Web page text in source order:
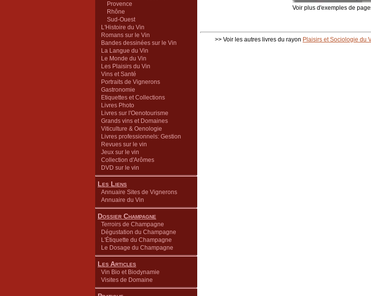
Provence
Rhône
Sud-Ouest
L'Histoire du Vin
Romans sur le Vin
Bandes dessinées sur le Vin
La Langue du Vin
Le Monde du Vin
Les Plaisirs du Vin
Vins et Santé
Portraits de Vignerons
Gastronomie
Etiquettes et Collections
Livres Photo
Livres sur l'Oenotourisme
Grands vins et Domaines
Viticulture & Oenologie
Livres professionnels: Gestion
Revues sur le vin
Jeux sur le vin
Collection d'Arômes
DVD sur le vin
Les Liens
Annuaire Sites de Vignerons
Annuaire du Vin
Dossier Champagne
Terroirs de Champagne
Dégustation du Champagne
L'Étiquette du Champagne
Le Dosage du Champagne
Les Articles
Vin Bio et Biodynamie
Visites de Domaine
Voir plus d'exemples de
>> Voir les autres livres du rayon Plaisirs et Sociologie du